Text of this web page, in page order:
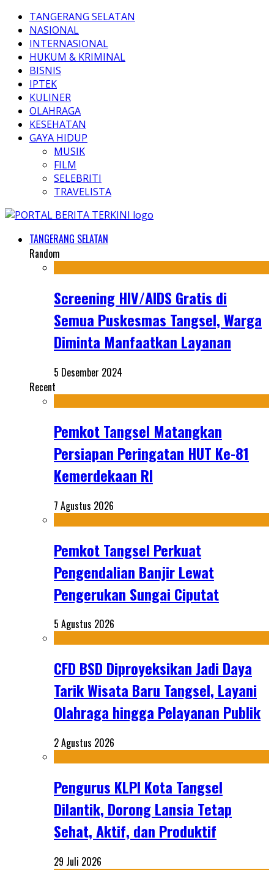
TANGERANG SELATAN
NASIONAL
INTERNASIONAL
HUKUM & KRIMINAL
BISNIS
IPTEK
KULINER
OLAHRAGA
KESEHATAN
GAYA HIDUP
MUSIK
FILM
SELEBRITI
TRAVELISTA
TANGERANG SELATAN
Random
Screening HIV/AIDS Gratis di
Semua Puskesmas Tangsel, Warga
Diminta Manfaatkan Layanan
5 Desember 2024
Recent
Pemkot Tangsel Matangkan
Persiapan Peringatan HUT Ke-81
Kemerdekaan RI
7 Agustus 2026
Pemkot Tangsel Perkuat
Pengendalian Banjir Lewat
Pengerukan Sungai Ciputat
5 Agustus 2026
CFD BSD Diproyeksikan Jadi Daya
Tarik Wisata Baru Tangsel, Layani
Olahraga hingga Pelayanan Publik
2 Agustus 2026
Pengurus KLPI Kota Tangsel
Dilantik, Dorong Lansia Tetap
Sehat, Aktif, dan Produktif
29 Juli 2026